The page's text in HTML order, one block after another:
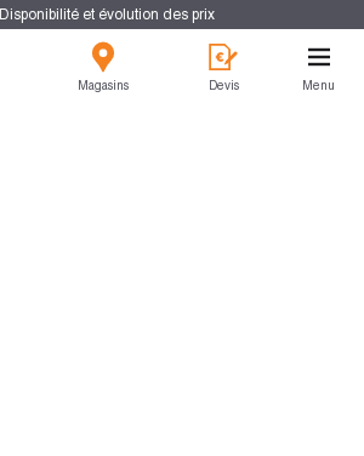
Disponibilité et évolution des prix
Magasins Devis Menu